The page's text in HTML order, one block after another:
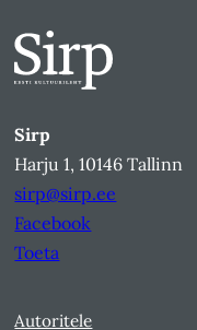
Sirp
Harju 1, 10146 Tallinn
sirp@sirp.ee
Facebook
Toeta
Autoritele